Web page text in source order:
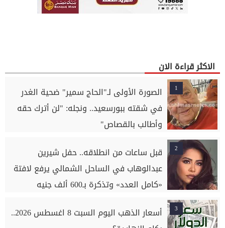
الاكثر قراءة الان
1
الصورة الأولى لـ"الحاج سمير" ضحية الغدر
في شقته ببورسعيد.. ونجله: "لن أترك حقه
وأطالب بالقصاص"
2
قبل ساعات من انطلاقه.. حفل شيرين
عبدالوهاب في الساحل الشمالي يرفع لافتة
«كامل العدد» وتذكرة بـ600 ألف جنيه
3
أسعار الذهب اليوم السبت 8 اغسطس 2026..